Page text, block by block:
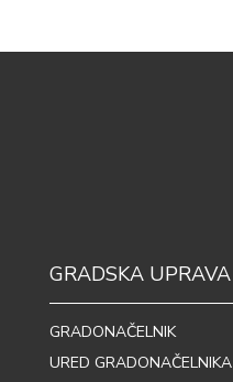
GRADSKA UPRAVA
GRADONAČELNIK
URED GRADONAČELNIKA